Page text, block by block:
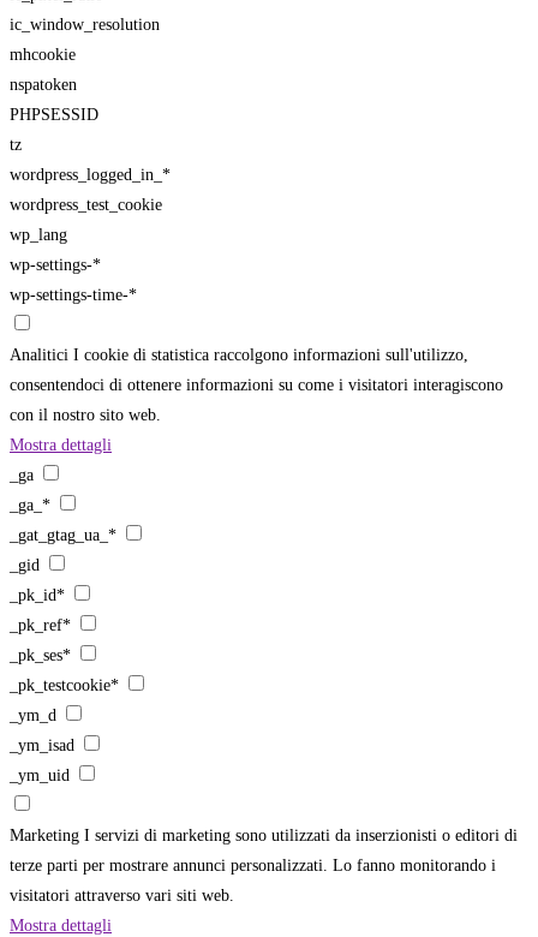
ic_window_resolution
mhcookie
nspatoken
PHPSESSID
tz
wordpress_logged_in_*
wordpress_test_cookie
wp_lang
wp-settings-*
wp-settings-time-*
Analitici I cookie di statistica raccolgono informazioni sull'utilizzo,
consentendoci di ottenere informazioni su come i visitatori interagiscono
con il nostro sito web.
Mostra dettagli
_ga
_ga_*
_gat_gtag_ua_*
_gid
_pk_id*
_pk_ref*
_pk_ses*
_pk_testcookie*
_ym_d
_ym_isad
_ym_uid
Marketing I servizi di marketing sono utilizzati da inserzionisti o editori di
terze parti per mostrare annunci personalizzati. Lo fanno monitorando i
visitatori attraverso vari siti web.
Mostra dettagli